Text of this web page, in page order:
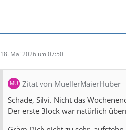
18. Mai 2026 um 07:50
Zitat von MuellerMaierHuber
Schade, Silvi. Nicht das
Der erste Block war natürlich